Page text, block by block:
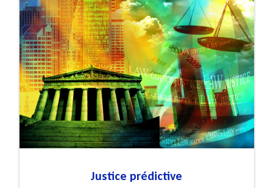
Justice prédictive